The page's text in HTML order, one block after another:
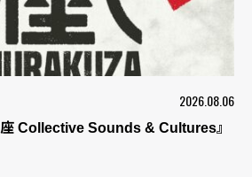
2026.08.06
Collective Sounds & Cultures』